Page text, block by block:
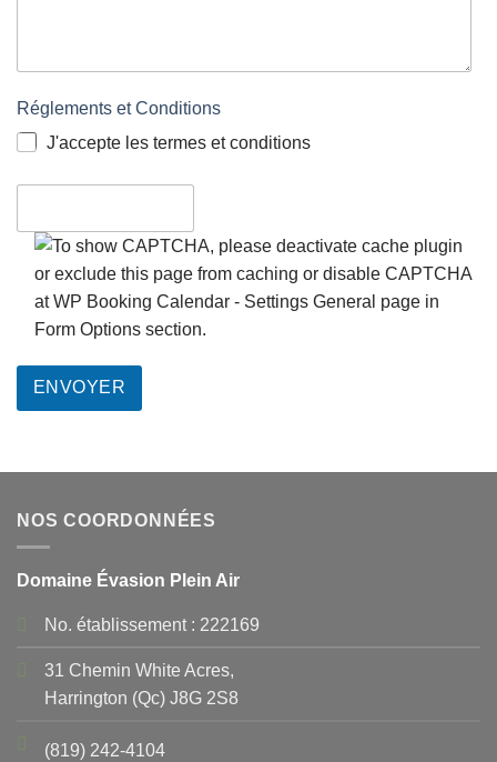
Réglements et Conditions
J'accepte les termes et conditions
NOS COORDONNÉES
Domaine Évasion Plein Air
No. établissement : 222169
31 Chemin White Acres,
Harrington (Qc) J8G 2S8
(819) 242-4104